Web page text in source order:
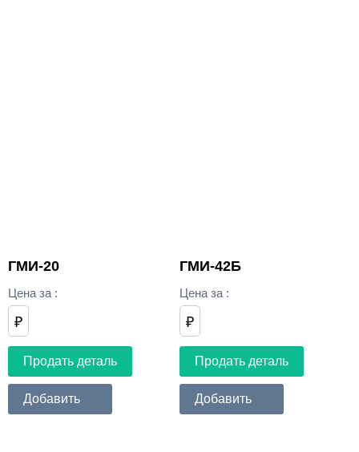
ГМИ-20
Цена за :
₽
Продать деталь
Добавить
ГМИ-42Б
Цена за :
₽
Продать деталь
Добавить